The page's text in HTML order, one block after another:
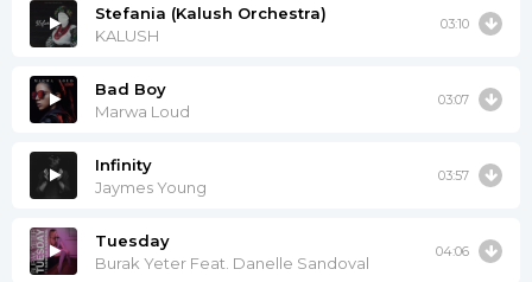
Stefania (Kalush Orchestra)
KALUSH
03:10
Bad Boy
Marwa Loud
03:07
Infinity
Jaymes Young
03:57
Tuesday
Burak Yeter Feat. Danelle Sandoval
04:06